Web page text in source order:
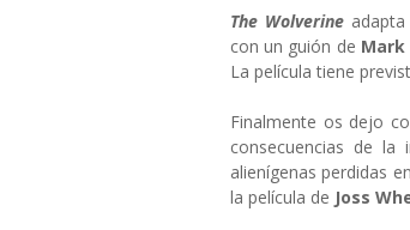
The Wolverineadapta
con un guión de Mark
La película tiene
Finalmente os dejo
consecuencias de la
alienígenas perdidas
la película de Joss